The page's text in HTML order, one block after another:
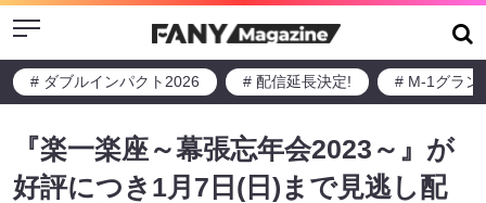
Menu
# ダブルインパクト2026 # 配信延長決定! # M-1グラン
『楽一楽座～幕張忘年会2023～』が
好評につき1月7日(日)まで見逃し配